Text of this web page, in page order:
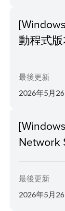
動程式版
最後更新
2026年5月
Network
最後更新
2026年5月